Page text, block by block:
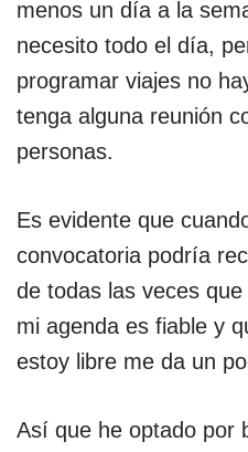
menos un día a la
necesito todo el día,
programar viajes no
tenga alguna reunión
personas.
Es evidente que
convocatoria podría
de todas las veces
mi agenda es fiable y
estoy libre me da un
Así que he optado por